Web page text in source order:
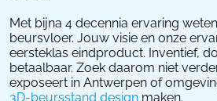
Met bijna 4 decennia ervaring
beursvloer. Jouw visie en onze
eersteklas eindproduct. Inventief,
betaalbaar. Zoek daarom niet
exposeert in Antwerpen of
3D-beursstand design maken.